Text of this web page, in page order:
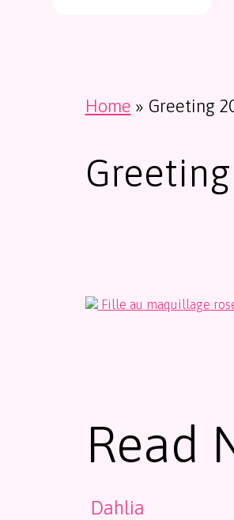
Home » Greeting
Fille au maquillage
Read
Dahlia